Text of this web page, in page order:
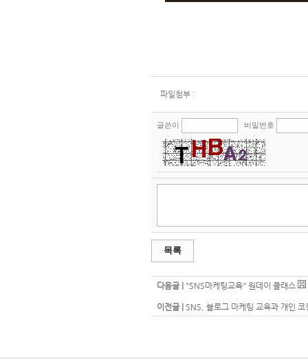
파일첨부 :
글쓴이 비밀번호
목록
다음글 | "SNS마케팅교육" 원데이 클래스
이전글 | SNS, 블로그 마케팅 교육과 개인 코